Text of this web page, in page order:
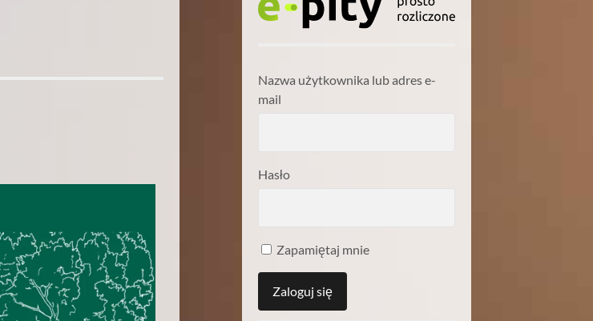
Nazwa użytkownika lub adres e-
mail
Hasło
Zapamiętaj mnie